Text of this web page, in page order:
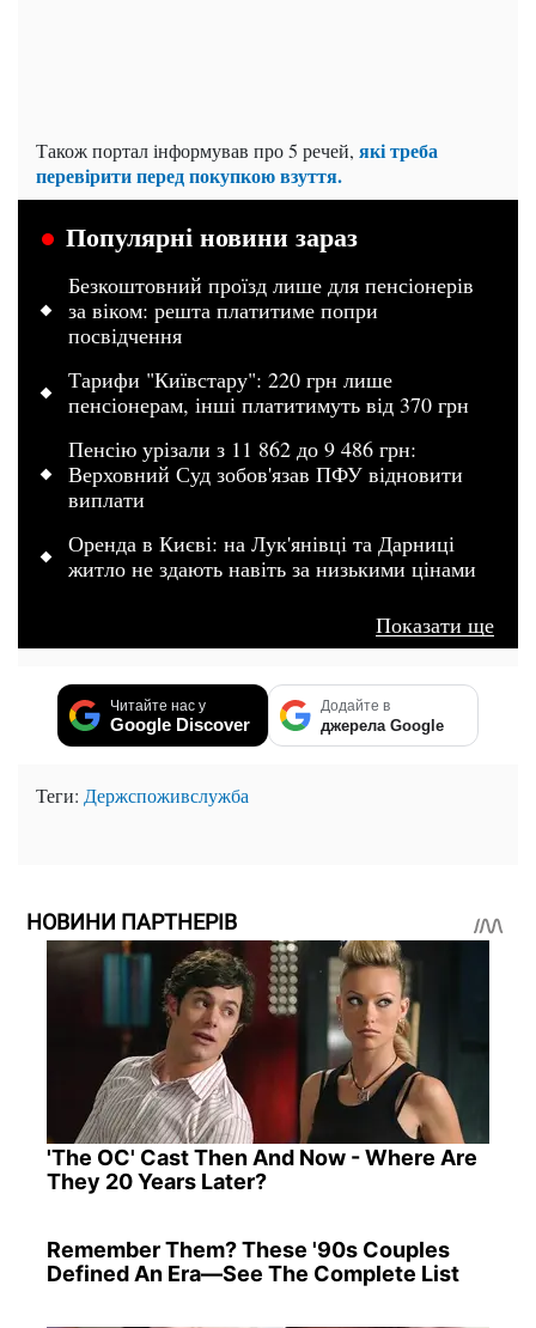
Також портал інформував про 5 речей, які треба
перевірити перед покупкою взуття.
Популярні новини зараз
Безкоштовний проїзд лише для пенсіонерів
за віком: решта платитиме попри
посвідчення
Тарифи "Київстару": 220 грн лише
пенсіонерам, інші платитимуть від 370 грн
Пенсію урізали з 11 862 до 9 486 грн:
Верховний Суд зобов'язав ПФУ відновити
виплати
Оренда в Києві: на Лук'янівці та Дарниці
житло не здають навіть за низькими цінами
Показати ще
Читайте нас у
Google Discover
Додайте в
джерела Google
Теги: Держспоживслужба
НОВИНИ ПАРТНЕРІВ
'The OC' Cast Then And Now - Where Are
They 20 Years Later?
Remember Them? These '90s Couples
Defined An Era—See The Complete List